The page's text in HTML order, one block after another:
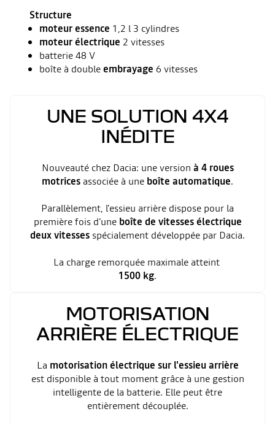
Structure
moteur essence 1,2 l 3 cylindres
moteur électrique 2 vitesses
batterie 48 V
boîte à doubleembrayage 6 vitesses
UNE SOLUTION 4X4
INÉDITE
Nouveauté chez Dacia: une version à 4 roues
motrices associée à une boîte automatique.
Parallèlement, l'essieu arrière dispose pour la
première fois d’une boîte de vitesses électrique
deux vitesses spécialement développée par Dacia.
La charge remorquée maximale atteint
1500 kg.
MOTORISATION
ARRIÈRE ÉLECTRIQUE
La motorisation électrique sur l'essieu arrière
est disponible à tout moment grâce à une gestion
intelligente de la batterie. Elle peut être
entièrement découplée.